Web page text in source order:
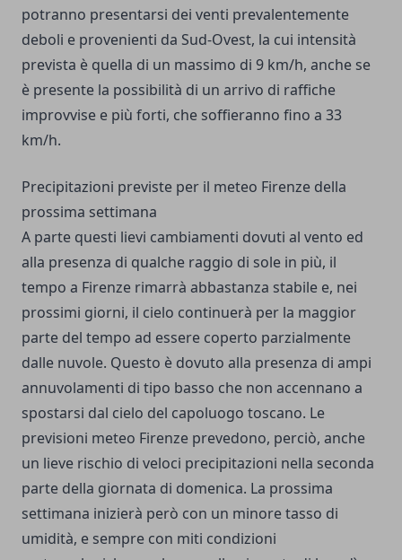
potranno presentarsi dei venti prevalentemente
deboli e provenienti da Sud-Ovest, la cui intensità
prevista è quella di un massimo di 9 km/h, anche se
è presente la possibilità di un arrivo di raffiche
improvvise e più forti, che soffieranno fino a 33
km/h.
Precipitazioni previste per il meteo Firenze della
prossima settimana
A parte questi lievi cambiamenti dovuti al vento ed
alla presenza di qualche raggio di sole in più, il
tempo a Firenze rimarrà abbastanza stabile e, nei
prossimi giorni, il cielo continuerà per la maggior
parte del tempo ad essere coperto parzialmente
dalle nuvole. Questo è dovuto alla presenza di ampi
annuvolamenti di tipo basso che non accennano a
spostarsi dal cielo del capoluogo toscano. Le
previsioni meteo Firenze prevedono, perciò, anche
un lieve rischio di veloci precipitazioni nella seconda
parte della giornata di domenica. La prossima
settimana inizierà però con un minore tasso di
umidità, e sempre con miti condizioni